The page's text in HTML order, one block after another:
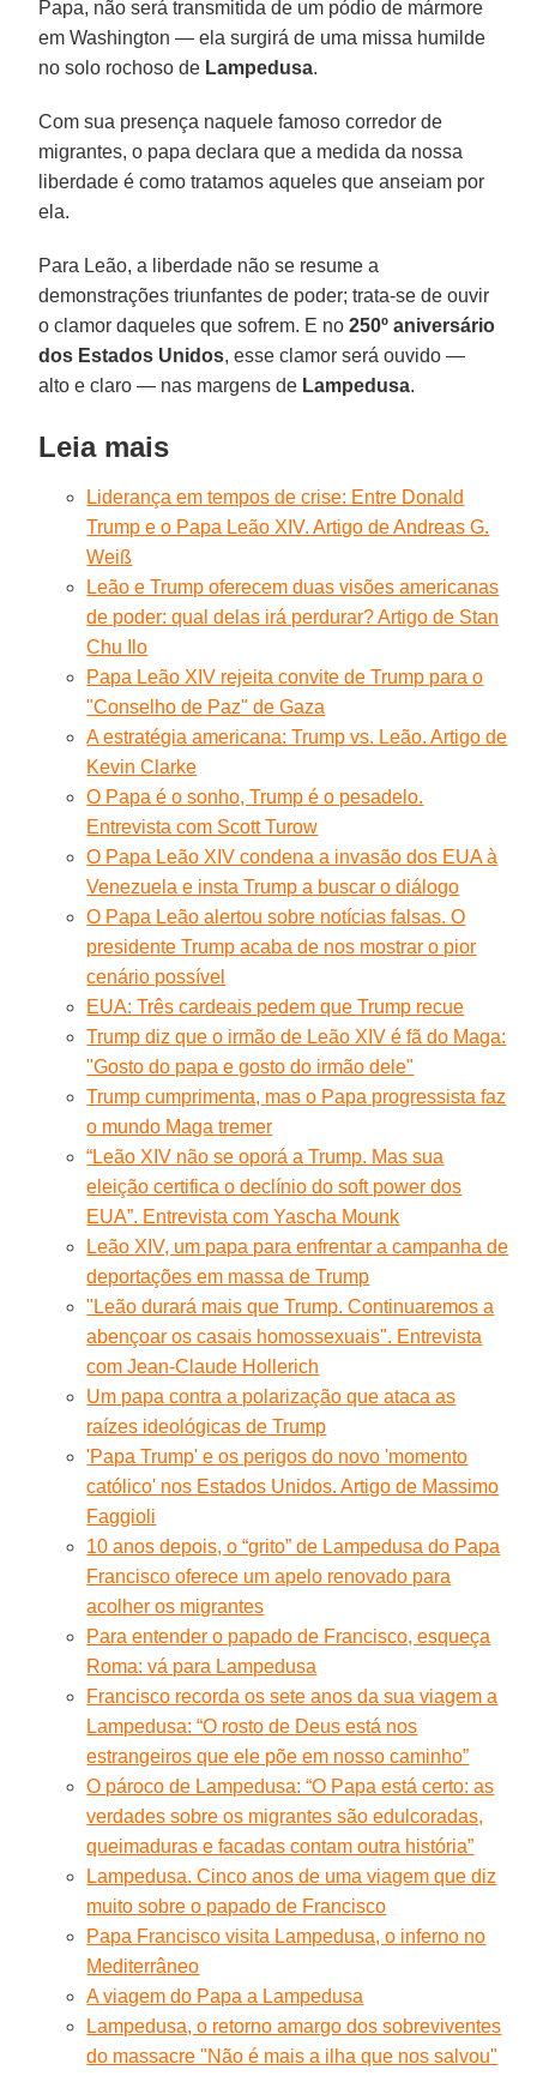
Papa, não será transmitida de um pódio de mármore
em Washington — ela surgirá de uma missa humilde
no solo rochoso de Lampedusa.
Com sua presença naquele famoso corredor de
migrantes, o papa declara que a medida da nossa
liberdade é como tratamos aqueles que anseiam por
ela.
Para Leão, a liberdade não se resume a
demonstrações triunfantes de poder; trata-se de ouvir
o clamor daqueles que sofrem. E no250º aniversário
dos Estados Unidos, esse clamor será ouvido —
alto e claro — nas margens de Lampedusa.
Leia mais
Liderança em tempos de crise: Entre Donald
Trump e o Papa Leão XIV. Artigo de Andreas G.
Weiß
Leão e Trump oferecem duas visões americanas
de poder: qual delas irá perdurar? Artigo de Stan
Chu Ilo
Papa Leão XIV rejeita convite de Trump para o
"Conselho de Paz" de Gaza
A estratégia americana: Trump vs. Leão. Artigo de
Kevin Clarke
O Papa é o sonho, Trump é o pesadelo.
Entrevista com Scott Turow
O Papa Leão XIV condena a invasão dos EUA à
Venezuela e insta Trump a buscar o diálogo
O Papa Leão alertou sobre notícias falsas. O
presidente Trump acaba de nos mostrar o pior
cenário possível
EUA: Três cardeais pedem que Trump recue
Trump diz que o irmão de Leão XIV é fã do Maga:
"Gosto do papa e gosto do irmão dele"
Trump cumprimenta, mas o Papa progressista faz
o mundo Maga tremer
“Leão XIV não se oporá a Trump. Mas sua
eleição certifica o declínio do soft power dos
EUA”. Entrevista com Yascha Mounk
Leão XIV, um papa para enfrentar a campanha de
deportações em massa de Trump
"Leão durará mais que Trump. Continuaremos a
abençoar os casais homossexuais". Entrevista
com Jean-Claude Hollerich
Um papa contra a polarização que ataca as
raízes ideológicas de Trump
'Papa Trump' e os perigos do novo 'momento
católico' nos Estados Unidos. Artigo de Massimo
Faggioli
10 anos depois, o “grito” de Lampedusa do Papa
Francisco oferece um apelo renovado para
acolher os migrantes
Para entender o papado de Francisco, esqueça
Roma: vá para Lampedusa
Francisco recorda os sete anos da sua viagem a
Lampedusa: “O rosto de Deus está nos
estrangeiros que ele põe em nosso caminho”
O pároco de Lampedusa: “O Papa está certo: as
verdades sobre os migrantes são edulcoradas,
queimaduras e facadas contam outra história”
Lampedusa. Cinco anos de uma viagem que diz
muito sobre o papado de Francisco
Papa Francisco visita Lampedusa, o inferno no
Mediterrâneo
A viagem do Papa a Lampedusa
Lampedusa, o retorno amargo dos sobreviventes
do massacre "Não é mais a ilha que nos salvou"